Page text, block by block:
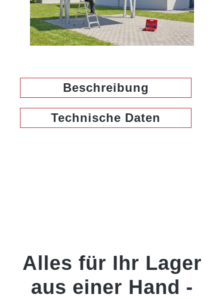
Beschreibung
Technische Daten
Alles für Ihr Lager
aus einer Hand -